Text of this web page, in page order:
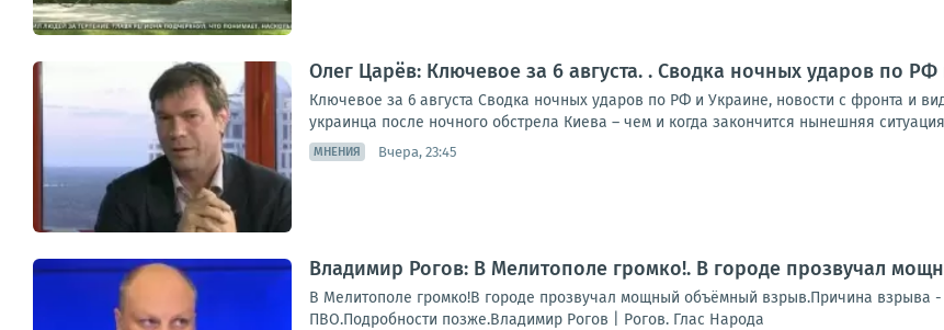
Олег Царёв: Ключевое за 6 августа. . Сводка ночных ударов по
Ключевое за 6 августа Сводка ночных ударов по РФ и Украине, новости с фронта и
украинца после ночного обстрела Киева – чем и когда закончится нынешняя
МНЕНИЯ Вчера, 23:45
Владимир Рогов: В Мелитополе громко!. В городе прозвучал
В Мелитополе громко!В городе прозвучал мощный объёмный взрыв.Причина взрыва
ПВО.Подробности позже.Владимир Рогов | Рогов. Глас Народа